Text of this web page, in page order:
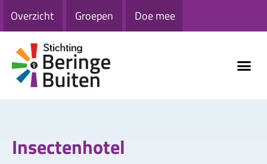
Overzicht Groepen Doe mee
Insectenhotel